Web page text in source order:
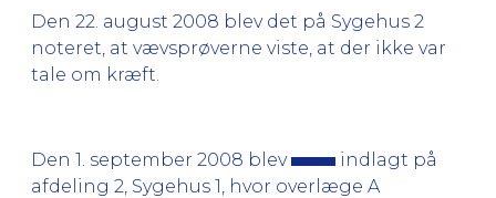
Den 22. august 2008 blev det på Sygehus 2
noteret, at vævsprøverne viste, at der ikke var
tale om kræft.
Den 1. september 2008 blev
indlagt på
afdeling 2, Sygehus 1, hvor overlæge A